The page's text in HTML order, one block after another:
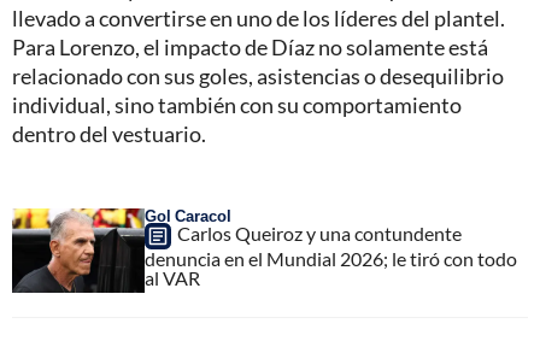
llevado a convertirse en uno de los líderes del plantel.
Para Lorenzo, el impacto de Díaz no solamente está
relacionado con sus goles, asistencias o desequilibrio
individual, sino también con su comportamiento
dentro del vestuario.
Gol Caracol
Carlos Queiroz y una contundente
denuncia en el Mundial 2026; le tiró con todo
al VAR